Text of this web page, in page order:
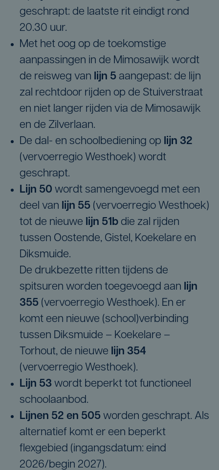
geschrapt: de laatste rit eindigt rond
20.30 uur.
Met het oog op de toekomstige
aanpassingen in de Mimosawijk wordt
de reisweg van lijn 5 aangepast: de lijn
zal rechtdoor rijden op de Stuiverstraat
en niet langer rijden via de Mimosawijk
en de Zilverlaan.
De dal- en schoolbediening op lijn 32
(vervoerregio Westhoek) wordt
geschrapt.
Lijn 50 wordt samengevoegd met een
deel van lijn 55 (vervoerregio Westhoek)
tot de nieuwe lijn 51b die zal rijden
tussen Oostende, Gistel, Koekelare en
Diksmuide.
​De drukbezette ritten tijdens de
spitsuren worden toegevoegd aan lijn
355 (vervoerregio Westhoek). En er
komt een nieuwe (school)verbinding
tussen Diksmuide – Koekelare –
Torhout, de nieuwe lijn 354
(vervoerregio Westhoek).
Lijn 53 wordt beperkt tot functioneel
schoolaanbod.
Lijnen 52 en 505 worden geschrapt. Als
alternatief komt er een beperkt
flexgebied (ingangsdatum: eind
2026/begin 2027).